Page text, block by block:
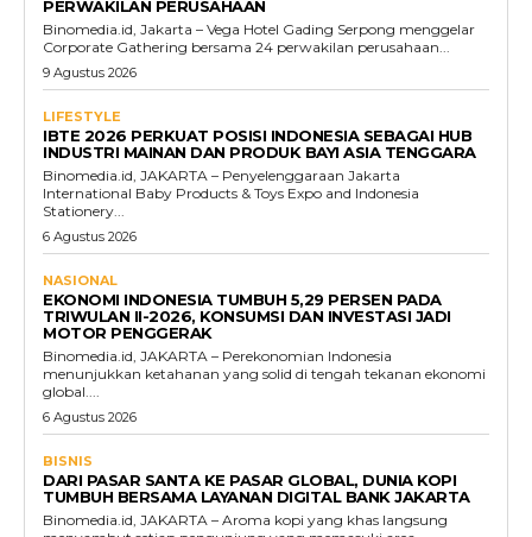
PERWAKILAN PERUSAHAAN
Binomedia.id, Jakarta – Vega Hotel Gading Serpong menggelar
Corporate Gathering bersama 24 perwakilan perusahaan...
9 Agustus 2026
LIFESTYLE
IBTE 2026 PERKUAT POSISI INDONESIA SEBAGAI HUB
INDUSTRI MAINAN DAN PRODUK BAYI ASIA TENGGARA
Binomedia.id, JAKARTA – Penyelenggaraan Jakarta
International Baby Products & Toys Expo and Indonesia
Stationery...
6 Agustus 2026
NASIONAL
EKONOMI INDONESIA TUMBUH 5,29 PERSEN PADA
TRIWULAN II-2026, KONSUMSI DAN INVESTASI JADI
MOTOR PENGGERAK
Binomedia.id, JAKARTA – Perekonomian Indonesia
menunjukkan ketahanan yang solid di tengah tekanan ekonomi
global....
6 Agustus 2026
BISNIS
DARI PASAR SANTA KE PASAR GLOBAL, DUNIA KOPI
TUMBUH BERSAMA LAYANAN DIGITAL BANK JAKARTA
Binomedia.id, JAKARTA – Aroma kopi yang khas langsung